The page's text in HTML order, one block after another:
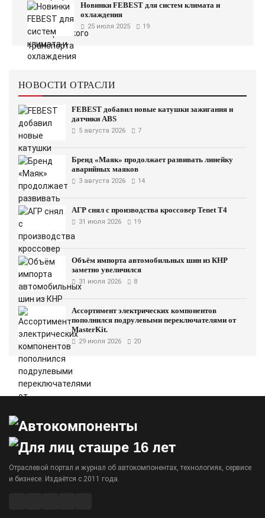
Новинки FEBEST для систем климата и
охлаждения
25 июля 2025 19
НОВОСТИ ОТРАСЛИ
FEBEST добавил новые катушки зажигания и
датчики ABS
5 августа 2026 7
Бренд «Маяк» продолжает развивать линейку
аварийных маяков
3 августа 2026 14
АГР снял с производства кроссовер Tenet T4
31 июля 2026 19
Объём импорта автомобильных шин из КНР
заметно увеличился
31 июля 2026 8
Ассортимент электрических компонентов
пополнился подрулевыми переключателями от
MasterKit.
29 июля 2026 20
Отраслевой портал и журнал об автокомпонентах, технологиях, сервисе
и бизнесе. Издаётся с 2011 года.